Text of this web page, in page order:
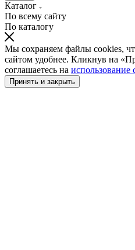
Каталог
По всему сайту
По каталогу
Мы сохраняем файлы cookies,
сайтом удобнее. Кликнув на
соглашаетесь на использование
Принять и закрыть